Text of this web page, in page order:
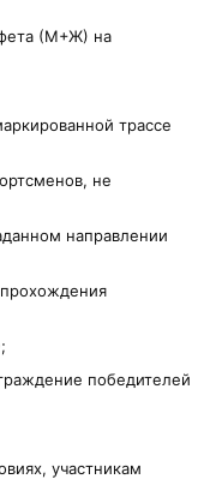
(М+Ж) на
трассе
не
направлении
победителей
участникам